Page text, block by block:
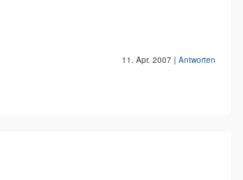
11. Apr. 2007 | Antworten